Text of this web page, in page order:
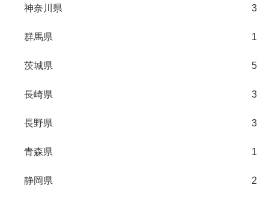
神奈川県 3
群馬県 1
茨城県 5
長崎県 3
長野県 3
青森県 1
静岡県 2